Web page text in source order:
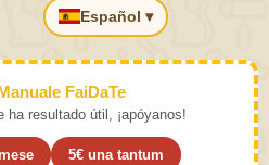
Español ▾
FaiDaTe
ha resultado útil, ¡apóyanos!
5€ una tantum